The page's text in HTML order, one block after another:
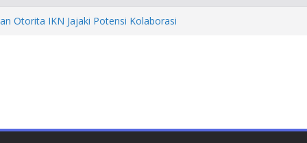
Otorita IKN Jajaki Potensi Kolaborasi
Muktamar Tapak Suci, Ahmad Luthfi
Jadi Penguat Persatuan Bangsa
Award, Ahmad Luthfi Dinilai
untuk Jateng
Taj Yasin Minta Optimalkan